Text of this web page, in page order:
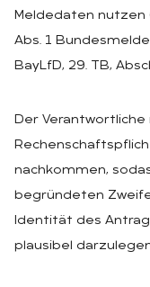
Meldedaten nutzen
Abs. 1
BayLfD, 29. TB,
Der
nachkommen,
begründeten
Identität des
plausibel